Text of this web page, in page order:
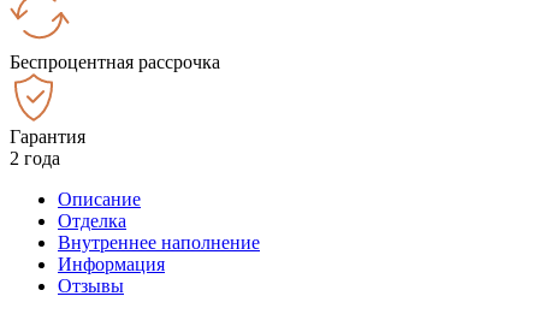
Беспроцентная рассрочка
Гарантия
2 года
Описание
Отделка
Внутреннее наполнение
Информация
Отзывы